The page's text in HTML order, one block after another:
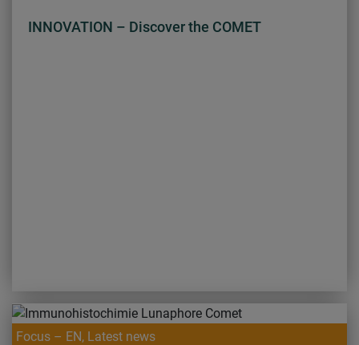
INNOVATION – Discover the COMET
Focus – EN, Latest news